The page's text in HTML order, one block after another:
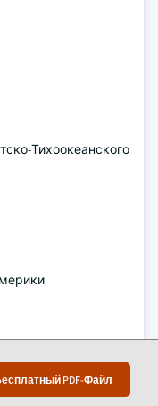
PDF-Файл
Тихоокеанского